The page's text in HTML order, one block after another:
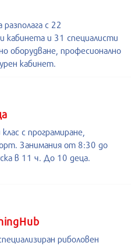
с 22
кабинета и 31 специалисти
оборудване, професионално
кабинет.
с програмиране,
Занимания от 8:30 до
в 11 ч. До 10 деца.
риболовен